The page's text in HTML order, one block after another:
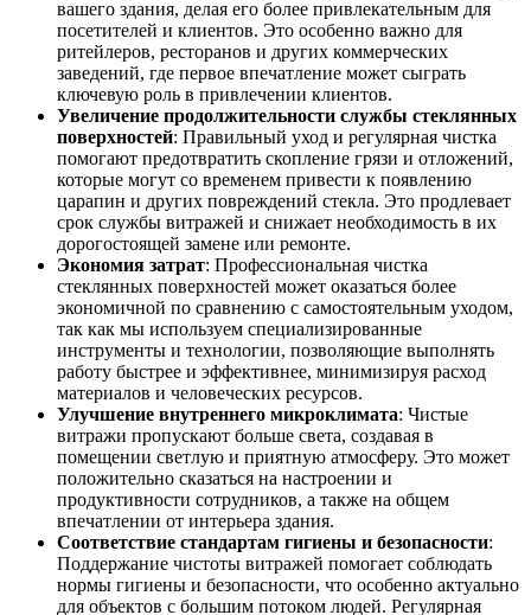
вашего здания, делая его более привлекательным для
посетителей и клиентов. Это особенно важно для
ритейлеров, ресторанов и других коммерческих
заведений, где первое впечатление может сыграть
ключевую роль в привлечении клиентов.
Увеличение продолжительности службы стеклянных
поверхностей: Правильный уход и регулярная чистка
помогают предотвратить скопление грязи и отложений,
которые могут со временем привести к появлению
царапин и других повреждений стекла. Это продлевает
срок службы витражей и снижает необходимость в их
дорогостоящей замене или ремонте.
Экономия затрат: Профессиональная чистка
стеклянных поверхностей может оказаться более
экономичной по сравнению с самостоятельным уходом,
так как мы используем специализированные
инструменты и технологии, позволяющие выполнять
работу быстрее и эффективнее, минимизируя расход
материалов и человеческих ресурсов.
Улучшение внутреннего микроклимата: Чистые
витражи пропускают больше света, создавая в
помещении светлую и приятную атмосферу. Это может
положительно сказаться на настроении и
продуктивности сотрудников, а также на общем
впечатлении от интерьера здания.
Соответствие стандартам гигиены и безопасности:
Поддержание чистоты витражей помогает соблюдать
нормы гигиены и безопасности, что особенно актуально
для объектов с большим потоком людей. Регулярная